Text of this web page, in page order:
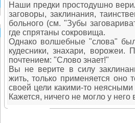
Наши предки простодушно
заговоры, заклинания,
больного (см. "Зубы
где спрятаны сокровища.
Однако волшебные "слова"
кудесники, знахари,
почтением: "Слово знает!"
Вы не верите в силу
жить, только применяется оно
своей цели какими-то
Кажется, ничего не могло у